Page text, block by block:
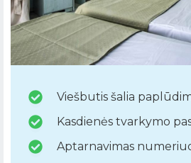
Viešbutis šalia
Kasdienės tvarkymo
Aptarnavimas